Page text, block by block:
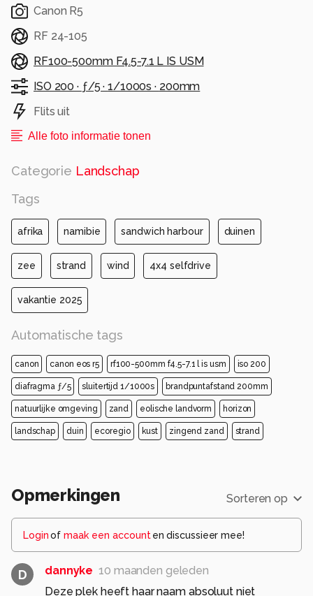
Canon R5
RF 24-105
RF100-500mm F4.5-7.1 L IS USM
ISO 200 · ƒ/5 ·1/1000s · 200mm
Flits uit
Alle foto informatie tonen
Categorie Landschap
Tags
afrika namibie sandwich harbour duinen
zee strand wind 4x4 selfdrive
vakantie 2025
Automatische tags
canon canon eos r5 rf100-500mm f4.5-7.1 l is usm iso 200
diafragma ƒ/5 sluitertijd 1/1000s brandpuntafstand 200mm
natuurlijke omgeving zand eolische landvorm horizon
landschap duin ecoregio kust zingend zand strand
Opmerkingen Sorteren op
Loginof maak een account en discussieer mee!
D dannyke 10 maanden geleden
Deze plek heeft haar naam absoluut niet